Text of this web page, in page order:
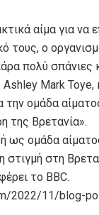
αίμα για
τους, ο
πολύ σπάνιες
Mark
ομάδα
της Βρετανία».
ως ομάδα
στιγμή στη
το BBC.
2022/11/blog-